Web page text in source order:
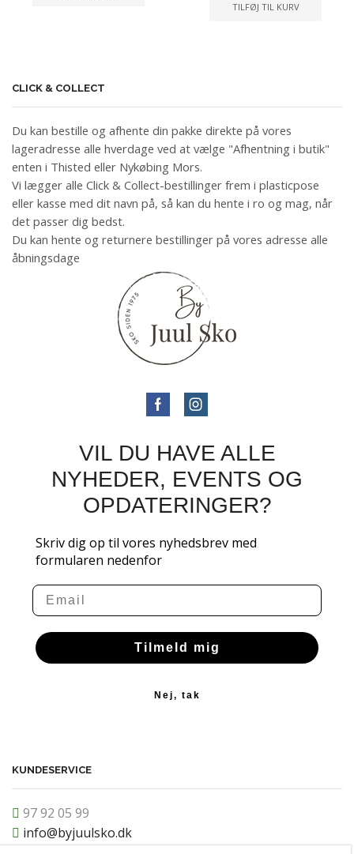
TILFØJ TIL KURV
CLICK & COLLECT
Du kan bestille og afhente din pakke direkte på vores
lageradresse alle hverdage ved at vælge "Afhentning i butik"
enten i Thisted eller Nykøbing Mors.
Vi lægger alle Click & Collect-bestillinger frem i plasticpose
eller kasse med dit navn på, så kan du hente i ro og mag, når
det passer dig bedst.
Du kan hente og returnere bestillinger på vores adresse alle
åbningsdage
VIL DU HAVE ALLE
NYHEDER, EVENTS OG
OPDATERINGER?
Skriv dig op til vores nyhedsbrev med
formularen nedenfor
Email
Tilmeld mig
Nej, tak
KUNDESERVICE
97 92 05 99
info@byjuulsko.dk